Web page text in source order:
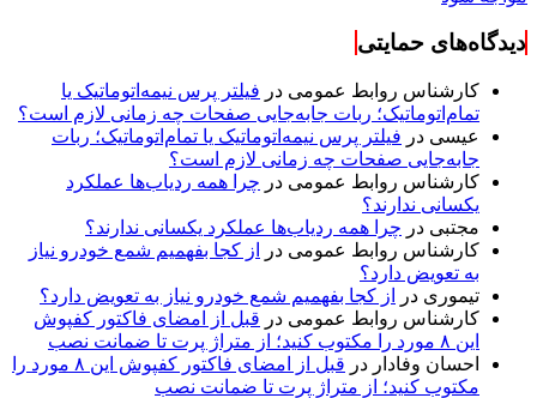
دیدگاه‌های حمایتی
کارشناس روابط عمومی در فیلتر پرس نیمه‌اتوماتیک یا
تمام‌اتوماتیک؛ ربات جابه‌جایی صفحات چه زمانی لازم است؟
عیسی در فیلتر پرس نیمه‌اتوماتیک یا تمام‌اتوماتیک؛ ربات
جابه‌جایی صفحات چه زمانی لازم است؟
کارشناس روابط عمومی در چرا همه ردیاب‌ها عملکرد
یکسانی ندارند؟
مجتبی در چرا همه ردیاب‌ها عملکرد یکسانی ندارند؟
کارشناس روابط عمومی در
از کجا بفهمیم شمع خودرو نیاز
به تعویض دارد؟
تیموری در
از کجا بفهمیم شمع خودرو نیاز به تعویض دارد؟
کارشناس روابط عمومی در قبل از امضای فاکتور کفپوش
این ۸ مورد را مکتوب کنید؛ از متراژ پرت تا ضمانت نصب
احسان وفادار در
قبل از امضای فاکتور کفپوش این ۸ مورد را
مکتوب کنید؛ از متراژ پرت تا ضمانت نصب